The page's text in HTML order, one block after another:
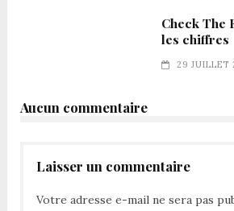
Check The
les chiffres
29 JUILLET
Aucun commentaire
Laisser un commentaire
Votre adresse e-mail ne sera pas